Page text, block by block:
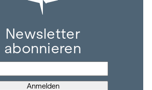
Newsletter
abonnieren